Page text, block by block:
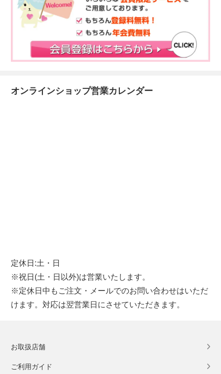
オンラインショップ営業カレンダー
定休日:土・日
※祝日(土・日以外)は営業いたします。
※定休日中もご注文・メールでのお問い合わせはいただ
けます。対応は翌営業日にさせていただきます。
お取扱店舗
ご利用ガイド